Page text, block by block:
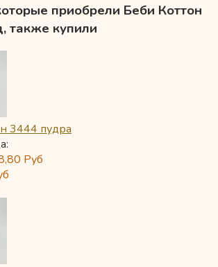
приобрели Беби Коттон
также купили
3444 пудра
Руб